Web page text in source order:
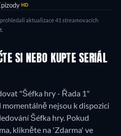
HD
aktualizace 41 streamovacích
SI NEBO KUPTE SERIÁL
"Šéfka hry - Řada 1"
momentálně nejsou k dispozici
Šéfka hry. Pokud
klikněte na 'Zdarma' ve